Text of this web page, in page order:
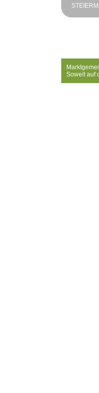
Soweit auf